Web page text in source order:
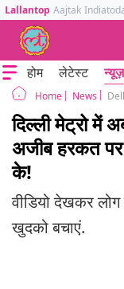
Lallantop Aajtak
होम लेटेस्ट न्यूज़
Home News
दिल्ली मेट्रो
अजीब हरकत पर
के!
वीडियो देखकर
खुदको बचाएं.